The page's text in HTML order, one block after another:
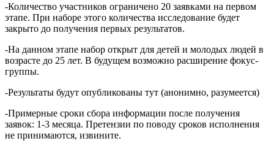
-Количество участников ограничено 20 заявками на первом
этапе. При наборе этого количества исследование будет
закрыто до получения первых результатов.
-На данном этапе набор открыт для детей и молодых людей в
возрасте до 25 лет. В будущем возможно расширение фокус-
группы.
-Результаты будут опубликованы тут (анонимно, разумеется)
-Примерные сроки сбора информации после получения
заявок: 1-3 месяца. Претензии по поводу сроков исполнения
не принимаются, извините.